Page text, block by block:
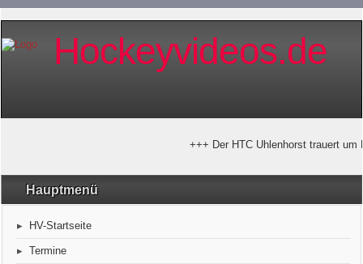
Hockeyvideos.de
+++ Der HTC Uhlenhorst trauert
Hauptmenü
HV-Startseite
Termine